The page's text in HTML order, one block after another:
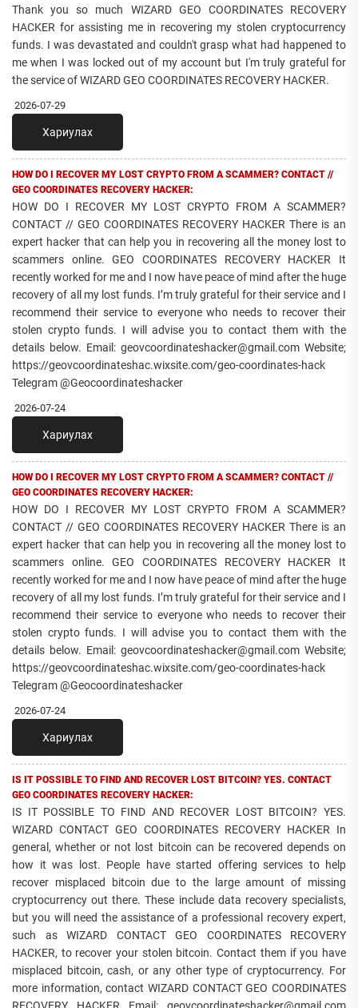
Thank you so much WIZARD GEO COORDINATES RECOVERY
HACKER for assisting me in recovering my stolen cryptocurrency
funds. I was devastated and couldn't grasp what had happened to
me when I was locked out of my account but I'm truly grateful for
the service of WIZARD GEO COORDINATES RECOVERY HACKER.
2026-07-29
Хариулах
HOW DO I RECOVER MY LOST CRYPTO FROM A SCAMMER? CONTACT //
GEO COORDINATES RECOVERY HACKER:
HOW DO I RECOVER MY LOST CRYPTO FROM A SCAMMER?
CONTACT // GEO COORDINATES RECOVERY HACKER There is an
expert hacker that can help you in recovering all the money lost to
scammers online. GEO COORDINATES RECOVERY HACKER It
recently worked for me and I now have peace of mind after the huge
recovery of all my lost funds. I’m truly grateful for their service and I
recommend their service to everyone who needs to recover their
stolen crypto funds. I will advise you to contact them with the
details below. Email: geovcoordinateshacker@gmail.com Website;
https://geovcoordinateshac.wixsite.com/geo-coordinates-hack
Telegram @Geocoordinateshacker
2026-07-24
Хариулах
HOW DO I RECOVER MY LOST CRYPTO FROM A SCAMMER? CONTACT //
GEO COORDINATES RECOVERY HACKER:
HOW DO I RECOVER MY LOST CRYPTO FROM A SCAMMER?
CONTACT // GEO COORDINATES RECOVERY HACKER There is an
expert hacker that can help you in recovering all the money lost to
scammers online. GEO COORDINATES RECOVERY HACKER It
recently worked for me and I now have peace of mind after the huge
recovery of all my lost funds. I’m truly grateful for their service and I
recommend their service to everyone who needs to recover their
stolen crypto funds. I will advise you to contact them with the
details below. Email: geovcoordinateshacker@gmail.com Website;
https://geovcoordinateshac.wixsite.com/geo-coordinates-hack
Telegram @Geocoordinateshacker
2026-07-24
Хариулах
IS IT POSSIBLE TO FIND AND RECOVER LOST BITCOIN? YES. CONTACT
GEO COORDINATES RECOVERY HACKER:
IS IT POSSIBLE TO FIND AND RECOVER LOST BITCOIN? YES.
WIZARD CONTACT GEO COORDINATES RECOVERY HACKER In
general, whether or not lost bitcoin can be recovered depends on
how it was lost. People have started offering services to help
recover misplaced bitcoin due to the large amount of missing
cryptocurrency out there. These include data recovery specialists,
but you will need the assistance of a professional recovery expert,
such as WIZARD CONTACT GEO COORDINATES RECOVERY
HACKER, to recover your stolen bitcoin. Contact them if you have
misplaced bitcoin, cash, or any other type of cryptocurrency. For
more information, contact WIZARD CONTACT GEO COORDINATES